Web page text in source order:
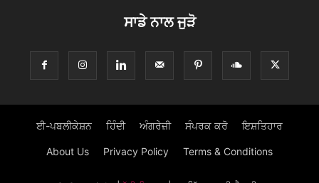
ਸਾਡੇ ਨਾਲ ਜੁੜੋ
ਈ-ਪਬਲੀਕੇਸ਼ਨ ਹਿੰਦੀ ਅੰਗਰੇਜ਼ੀ ਸੰਪਰਕ ਕਰੋ ਇਸ਼ਤਿਹਾਰ
About Us Privacy Policy Terms & Conditions